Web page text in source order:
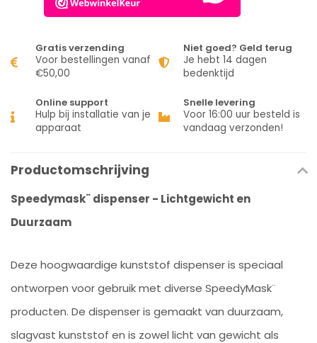
Gratis verzending
Voor bestellingen vanaf
€50,00
Niet goed? Geld terug
Je hebt 14 dagen
bedenktijd
Online support
Hulp bij installatie van je
apparaat
Snelle levering
Voor 16:00 uur besteld is
vandaag verzonden!
Productomschrijving
Speedymask¨ dispenser - Lichtgewicht en
Duurzaam
Deze hoogwaardige kunststof dispenser is speciaal
ontworpen voor gebruik met diverse SpeedyMask¨
producten. De dispenser is gemaakt van duurzaam,
slagvast kunststof en is zowel licht van gewicht als